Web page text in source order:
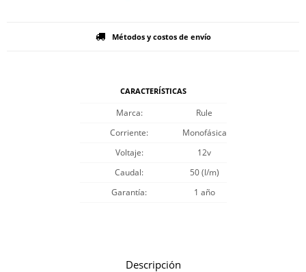
Métodos y costos de envío
CARACTERÍSTICAS
Marca
Rule
Corriente
Monofásica
Voltaje
12v
Caudal
50 (l/m)
Garantía
1 año
Descripción